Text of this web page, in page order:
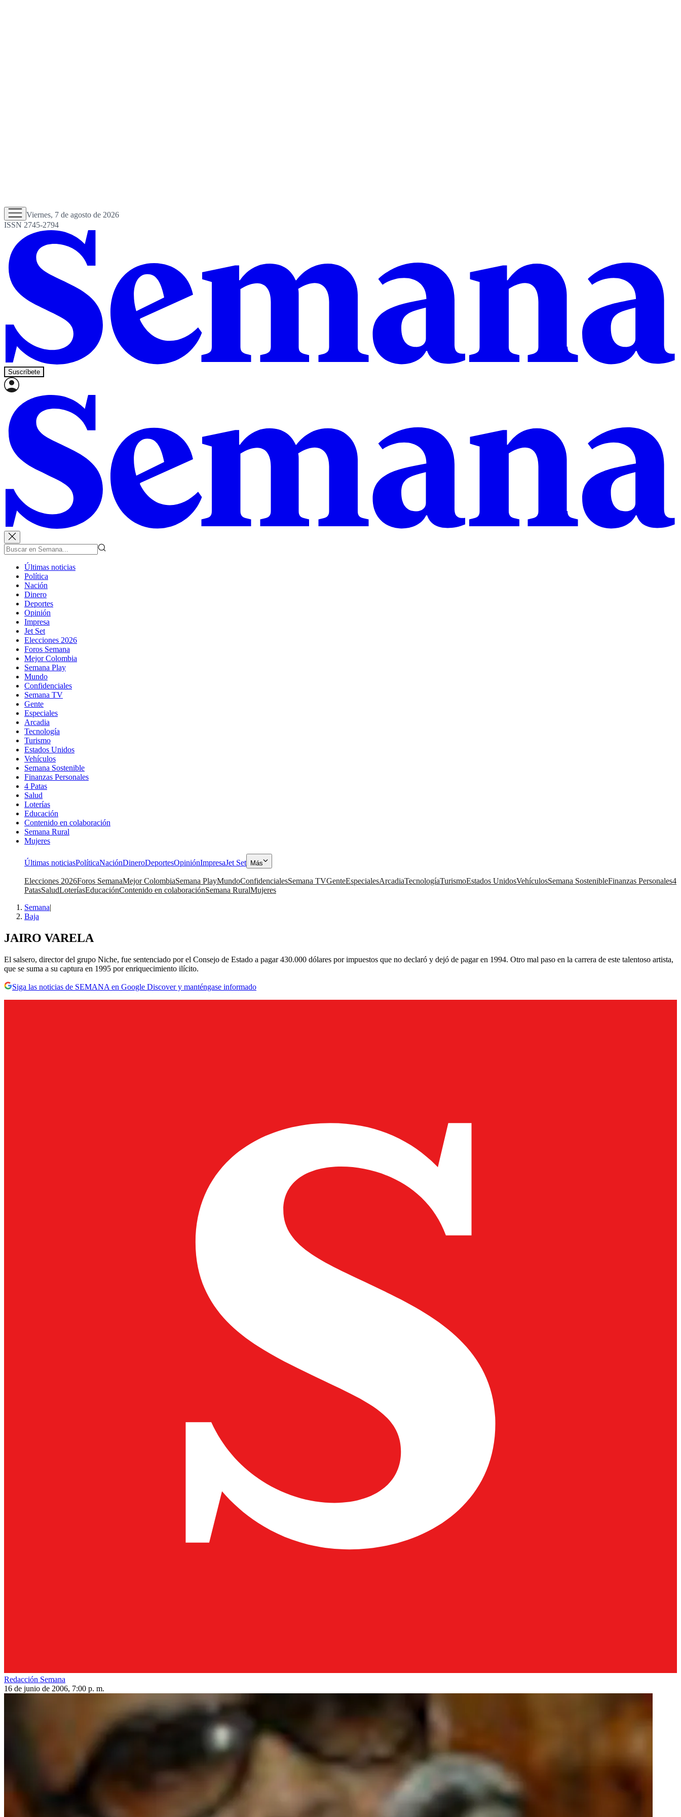
Viernes, 7 de agosto de 2026
ISSN 2745-2794
Suscríbete
Últimas noticias
Política
Nación
Dinero
Deportes
Opinión
Impresa
Jet Set
Elecciones 2026
Foros Semana
Mejor Colombia
Semana Play
Mundo
Confidenciales
Semana TV
Gente
Especiales
Arcadia
Tecnología
Turismo
Estados Unidos
Vehículos
Semana Sostenible
Finanzas Personales
4 Patas
Salud
Loterías
Educación
Contenido en colaboración
Semana Rural
Mujeres
Últimas noticiasPolíticaNaciónDineroDeportesOpiniónImpresaJet Set Más
Elecciones 2026Foros SemanaMejor ColombiaSemana PlayMundoConfidencialesSemana TVGenteEspecialesArcadiaTecnologíaTurismoEstados UnidosVehículosSemana SostenibleFinanzas Personales4
PatasSaludLoteríasEducaciónContenido en colaboraciónSemana RuralMujeres
Semana|
Baja
JAIRO VARELA
El salsero, director del grupo Niche, fue sentenciado por el Consejo de Estado a pagar 430.000 dólares por impuestos que no declaró y dejó de pagar en 1994. Otro mal paso en la carrera de este talentoso artista,
que se suma a su captura en 1995 por enriquecimiento ilícito.
Siga las noticias de SEMANA en Google Discover y manténgase informado
Redacción Semana
16 de junio de 2006, 7:00 p. m.